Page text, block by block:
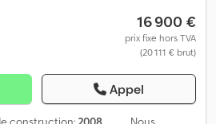
16 900 €
prix fixe hors TVA
(20 111 € brut)
Appel